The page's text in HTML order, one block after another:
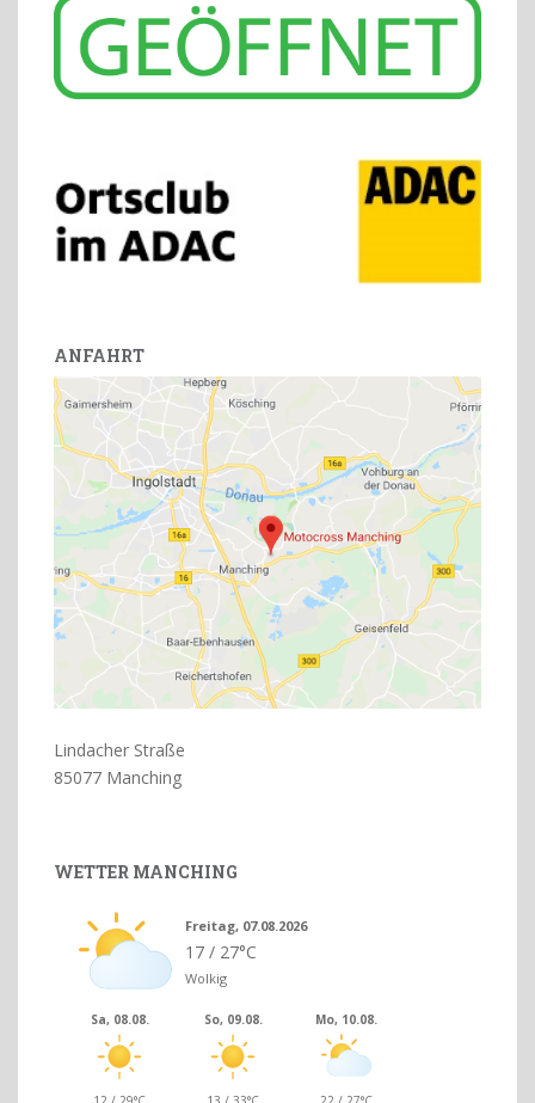
ANFAHRT
Lindacher Straße
85077 Manching
WETTER MANCHING
Freitag, 07.08.2026
17 / 27°C
Wolkig
Sa, 08.08. So, 09.08. Mo, 10.08.